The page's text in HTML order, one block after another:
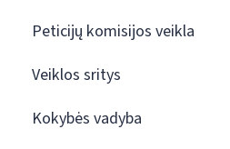
Peticijų komisijos veikla
Veiklos sritys
Kokybės vadyba